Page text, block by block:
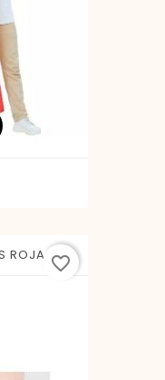
ROJA favorite_border